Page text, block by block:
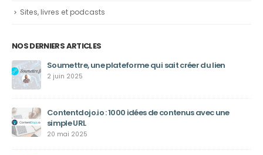
Sites, livres et podcasts
NOS DERNIERS ARTICLES
Soumettre, une plateforme qui sait créer du lien
2 juin 2025
Contentdojo.io : 1000 idées de contenus avec une
simple URL
20 mai 2025